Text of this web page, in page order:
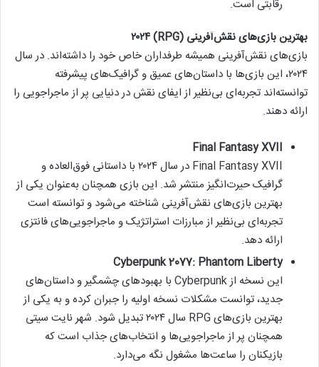
رقابتی است.
بهترین بازی‌های نقش‌آفرینی (RPG) ۲۰۲۴
بازی‌های نقش‌آفرینی همیشه طرفداران خاص خود را داشته‌اند. در سال
۲۰۲۴، این بازی‌ها با داستان‌های عمیق و گرافیک‌های پیشرفته
توانسته‌اند تجربه‌ای بی‌نظیر از ایفای نقش در دنیایی پر از ماجراجویی را
ارائه دهند.
Final Fantasy XVII
Final Fantasy XVII در سال ۲۰۲۴ با داستانی فوق‌العاده و
گرافیک حیرت‌انگیز منتشر شد. این بازی همچنان به‌عنوان یکی از
بهترین بازی‌های نقش‌آفرینی شناخته می‌شود و توانسته است
تجربه‌ای بی‌نظیر از مبارزات استراتژیک و ماجراجویی‌های فانتزی
ارائه دهد.
Cyberpunk 2077: Phantom Liberty
این نسخه از Cyberpunk با بهبودهای چشمگیر و داستان‌های
جدید، توانست مشکلات نسخه اولیه را جبران کرده و به یکی از
بهترین بازی‌های RPG سال ۲۰۲۴ تبدیل شود. شهر نایت سیتی
همچنان پر از ماجراجویی‌ها و انتخاب‌های جذاب است که
بازیکنان را ساعت‌ها مشغول نگه می‌دارد.